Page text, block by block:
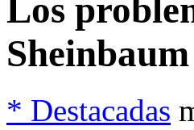
Los
* Destacadas